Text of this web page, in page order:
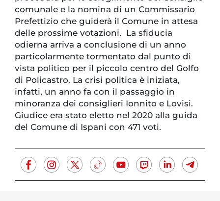
comunale e la nomina di un Commissario
Prefettizio che guiderà il Comune in attesa
delle prossime votazioni. La sfiducia
odierna arriva a conclusione di un anno
particolarmente tormentato dal punto di
vista politico per il piccolo centro del Golfo
di Policastro. La crisi politica è iniziata,
infatti, un anno fa con il passaggio in
minoranza dei consiglieri Ionnito e Lovisi.
Giudice era stato eletto nel 2020 alla guida
del Comune di Ispani con 471 voti.